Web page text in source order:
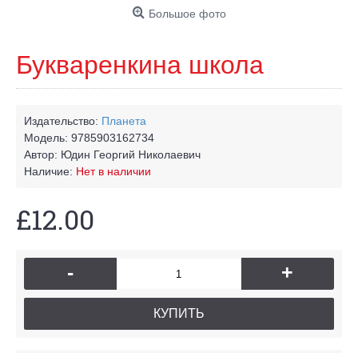
Большое фото
Букваренкина школа
Издательство: Планета
Модель: 9785903162734
Автор: Юдин Георгий Николаевич
Наличие: Нет в наличии
£12.00
- +
КУПИТЬ